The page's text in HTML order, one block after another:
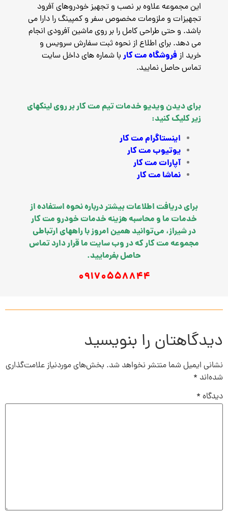
این مجموعه علاوه بر نصب و تجهیز خودروهای آفرود
تجهیزات و ملزومات مخصوص سفر و کمپینگ را دارا می
باشد. و حتی طراحی کامل را بر روی ماشین آفرودی انجام
می دهد. برای اطلاع از نحوه ثبت سفارش سرویس و
خرید ازفروشگاه مت کاربا شماره های داخل سایت
تماس حاصل نمایید.
برای دیدن ویدیو خدمات تیم مت کار بر روی لینکهای
زیر کلیک کنید:
اینستاگرام مت کار
یوتیوب مت کار
آپارات مت کار
نماشا مت کار
برای دریافت اطلاعات بیشتر درباره نحوه استفاده از
خدمات ما و محاسبه هزینه خدمات خودرو مت کار
در شیراز، می‌توانید همین امروز با راههای ارتباطی
مجموعه مت کار که در وب سایت ما قرار دارد تماس
حاصل بفرمایید.
09170558844
دیدگاهتان را بنویسید
نشانی ایمیل شما منتشر نخواهد شد. بخش‌های موردنیاز علامت‌گذاری
شده‌اند *
دیدگاه *